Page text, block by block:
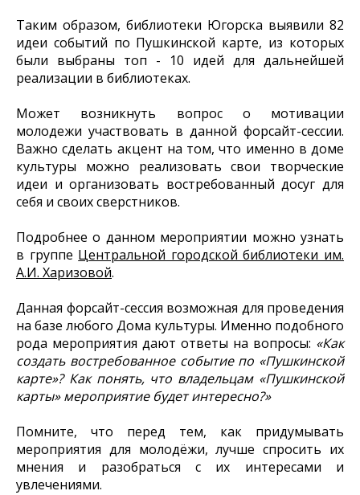
Таким образом, библиотеки Югорска выявили 82
идеи событий по Пушкинской карте, из которых
были выбраны топ - 10 идей для дальнейшей
реализации в библиотеках.
Может возникнуть вопрос о мотивации
молодежи участвовать в данной форсайт-сессии.
Важно сделать акцент на том, что именно в доме
культуры можно реализовать свои творческие
идеи и организовать востребованный досуг для
себя и своих сверстников.
Подробнее о данном мероприятии можно узнать
в группе Центральной городской библиотеки им.
А.И. Харизовой.
Данная форсайт-сессия возможная для проведения
на базе любого Дома культуры. Именно подобного
рода мероприятия дают ответы на вопросы: «Как
создать востребованное событие по «Пушкинской
карте»? Как понять, что владельцам «Пушкинской
карты» мероприятие будет интересно?»
Помните, что перед тем, как придумывать
мероприятия для молодёжи, лучше спросить их
мнения и разобраться с их интересами и
увлечениями.